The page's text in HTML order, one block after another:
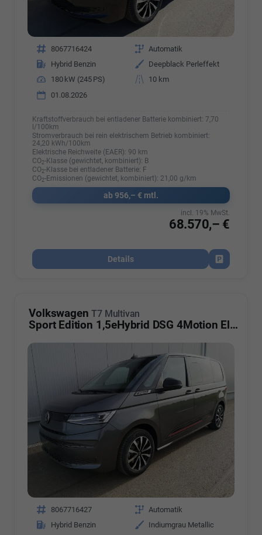
Fahrzeugnr. 8067716424 Getriebe Automatik
Kraftstoff
Hybrid Benzin Außenfarbe
Deepblack Perleffekt
Leistung
180 kW (245 PS) Kilometerstand
10 km
01.08.2026
Kraftstoffverbrauch bei entladener Batterie kombiniert:7,70
l/100km
Stromverbrauch bei rein elektrischem Betrieb kombiniert:
24,20 kWh/100km
Elektrische Reichweite (EAER): 90 km
CO2-Klasse (gewichtet, kombiniert): B
CO2-Klasse bei entladener Batterie: F
CO2-Emissionen (gewichtet, kombiniert): 21,00 g/km
ab 956,– € mtl.
68.570,– €
incl. 19% MwSt.
Details
Fahrzeug
Volkswagen T7 Multivan
Sport Edition 1,5eHybrid DSG 4Motion Elegance KÜ 5 Sitzer
Fahrzeugnr. 8067716427 Getriebe Automatik
Kraftstoff
Hybrid Benzin Außenfarbe
Indiumgrau Metallic